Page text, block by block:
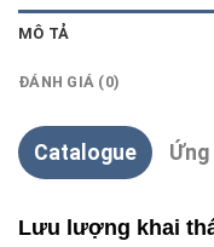
MÔ TẢ
ĐÁNH GIÁ (0)
Catalogue Ứng
Lưu lượng khai